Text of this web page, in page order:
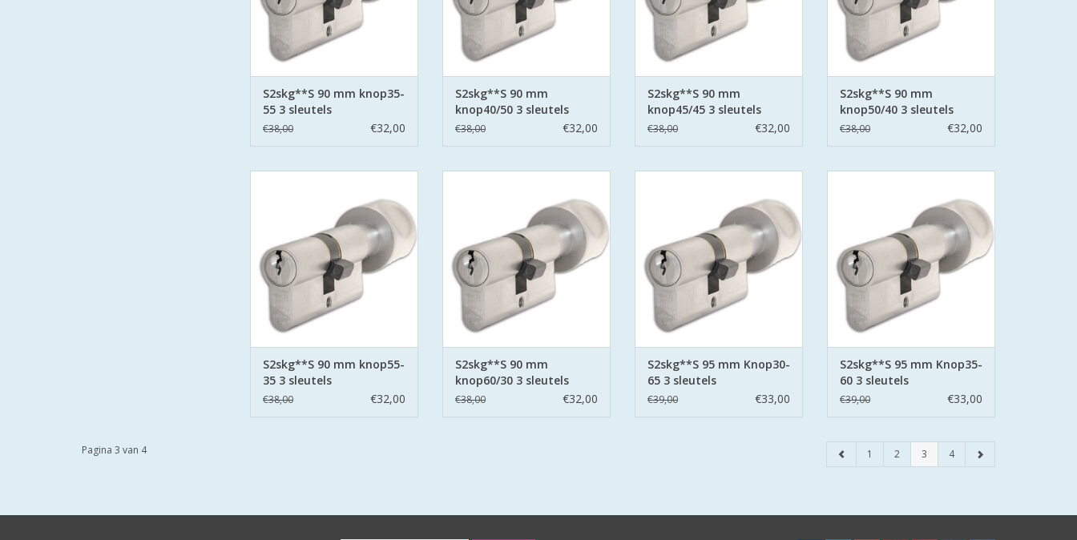
TOEVOEGEN AAN WINKELWAGEN
S2skg**S 90 mm knop35-
55 3 sleutels
€38,00 €32,00
TOEVOEGEN AAN WINKELWAGEN
S2skg**S 90 mm
knop40/50 3 sleutels
€38,00 €32,00
TOEVOEGEN AAN WINKELWAGEN
S2skg**S 90 mm
knop45/45 3 sleutels
€38,00 €32,00
TOEVOEGEN AAN WINKELWAGEN
S2skg**S 90 mm
knop50/40 3 sleutels
€38,00 €32,00
Keurmerk Veilig Wonen.
S2 staat voor safe en secure met
boor belemmering aan beide
zijden hard stalen pinnen.
TOEVOEGEN AAN WINKELWAGEN
S2skg**S 90 mm knop55-
35 3 sleutels
€38,00 €32,00
Keurmerk Veilig Wonen.
S2 staat voor safe en secure met
boor belemmering aan beide
zijden hard stalen pinnen.
TOEVOEGEN AAN WINKELWAGEN
S2skg**S 90 mm
knop60/30 3 sleutels
€38,00 €32,00
Keurmerk Veilig Wonen.
S2 staat voor safe en secure met
boor belemmering aan beide
zijden hard stalen pinnen.
TOEVOEGEN AAN WINKELWAGEN
S2skg**S 95 mm Knop30-
65 3 sleutels
€39,00 €33,00
Keurmerk Veilig Wonen.
S2 staat voor safe en secure met
boor belemmering aan beide
zijden hard stalen pinnen.
TOEVOEGEN AAN WINKELWAGEN
S2skg**S 95 mm Knop35-
60 3 sleutels
€39,00 €33,00
Pagina 3 van 4 1 2 3 4